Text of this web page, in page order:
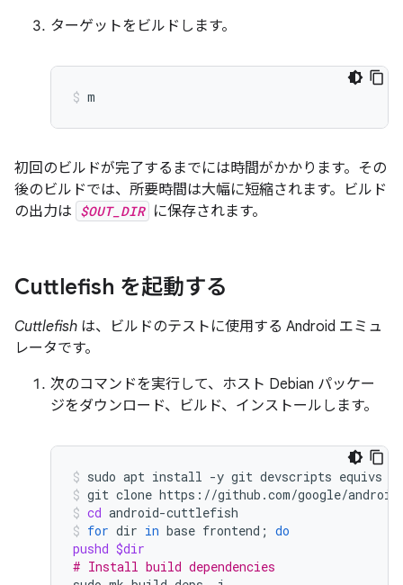
ターゲットをビルドします。
m
初回のビルドが完了するまでには時間がかかります。その
後のビルドでは、所要時間は大幅に短縮されます。ビルド
の出力は $OUT_DIR に保存されます。
Cuttlefish を起動する
Cuttlefish は、ビルドのテストに使用する Android エミュ
レータです。
次のコマンドを実行して、ホスト Debian パッケー
ジをダウンロード、ビルド、インストールします。
sudo apt install -y git devscripts equivs
git clone https://github.com/google/
cd android-cuttlefish
for dir in base frontend ; do
pushd $dir
# Install build dependencies